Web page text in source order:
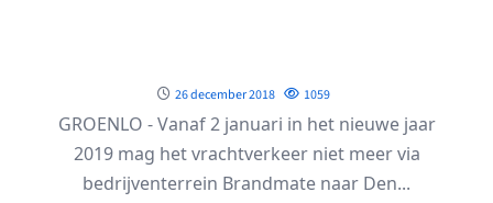
26 december 2018 1059
GROENLO - Vanaf 2 januari in het nieuwe jaar
2019 mag het vrachtverkeer niet meer via
bedrijventerrein Brandmate naar Den...